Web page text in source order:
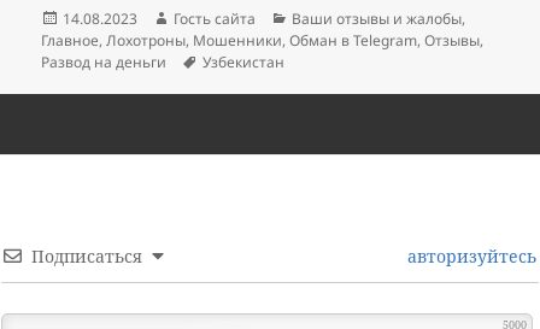
Опубликовано
14.08.2023 Автор
Гость сайта Рубрики
Ваши отзывы и жалобы,
Главное,Лохотроны, Мошенники,Обман в Telegram,Отзывы,
Развод на деньги
Метки
Узбекистан
Подписаться авторизуйтесь
5000